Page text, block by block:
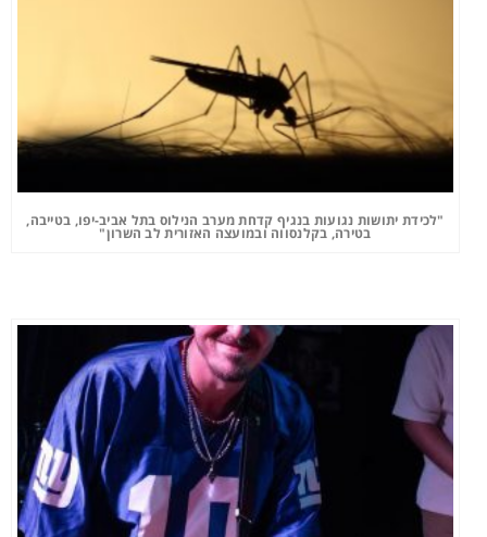
"לכידת יתושות נגועות בנגיף קדחת מערב הנילוס בתל אביב-יפו, בטייבה,
בטירה, בקלנסווה ובמועצה האזורית לב השרון"